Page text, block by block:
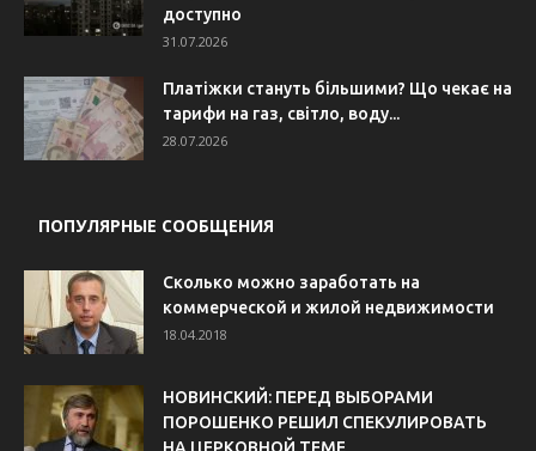
доступно
31.07.2026
Платіжки стануть більшими? Що чекає на
тарифи на газ, світло, воду...
28.07.2026
ПОПУЛЯРНЫЕ СООБЩЕНИЯ
Сколько можно заработать на
коммерческой и жилой недвижимости
18.04.2018
НОВИНСКИЙ: ПЕРЕД ВЫБОРАМИ
ПОРОШЕНКО РЕШИЛ СПЕКУЛИРОВАТЬ